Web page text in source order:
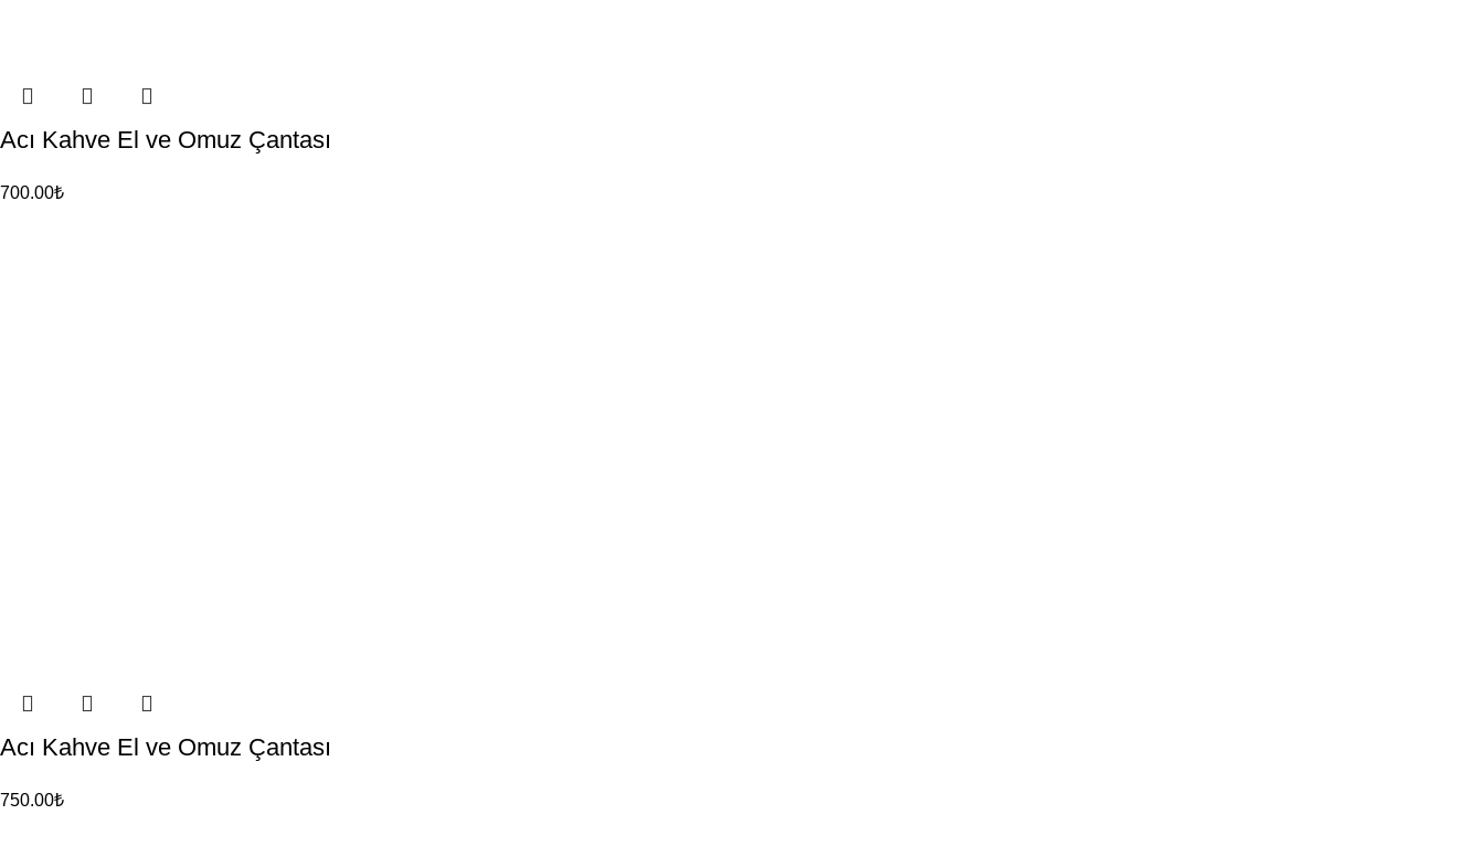
Acı Kahve El ve Omuz Çantası
700.00₺
Acı Kahve El ve Omuz Çantası
750.00₺